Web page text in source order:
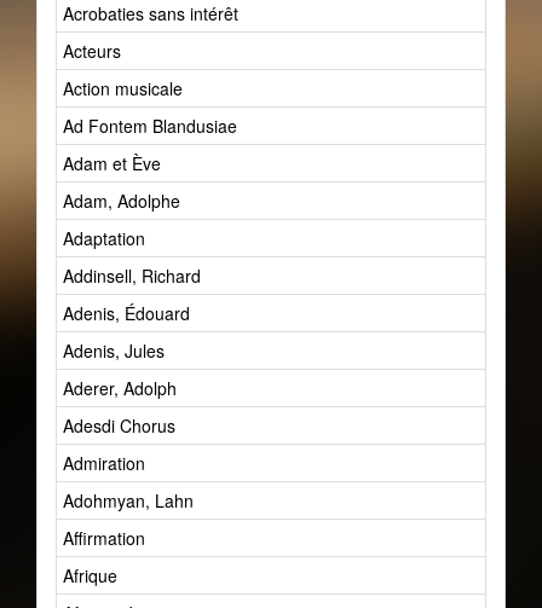
Acrobaties sans intérêt
Acteurs
Action musicale
Ad Fontem Blandusiae
Adam et Ève
Adam, Adolphe
Adaptation
Addinsell, Richard
Adenis, Édouard
Adenis, Jules
Aderer, Adolph
Adesdi Chorus
Admiration
Adohmyan, Lahn
Affirmation
Afrique